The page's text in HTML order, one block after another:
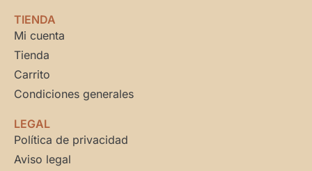
TIENDA
Mi cuenta
Tienda
Carrito
Condiciones generales
LEGAL
Política de privacidad
Aviso legal